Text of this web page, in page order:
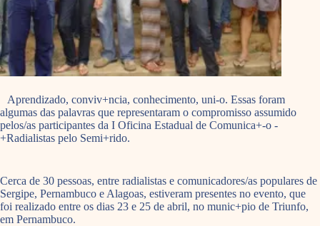
Aprendizado, conviv+ncia, conhecimento, uni-o. Essas foram
algumas das palavras que representaram o compromisso assumido
pelos/as participantes da I Oficina Estadual de Comunica+-o -
+Radialistas pelo Semi+rido.
Cerca de 30 pessoas, entre radialistas e comunicadores/as populares de
Sergipe, Pernambuco e Alagoas, estiveram presentes no evento, que
foi realizado entre os dias 23 e 25 de abril, no munic+pio de Triunfo,
em Pernambuco.